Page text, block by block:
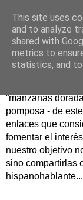
Según la
jardín en un
guardaban las
“manzanas
pomposa - de
enlaces que
fomentar el
nuestro objetivo
sino compartirlas
hispanohablante...
This site uses
and to analyze
shared with
metrics to
statistics, and